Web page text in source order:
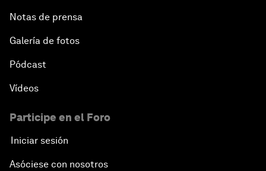
Notas de prensa
Galería de fotos
Pódcast
Vídeos
Participe en el Foro
Iniciar sesión
Asóciese con nosotros